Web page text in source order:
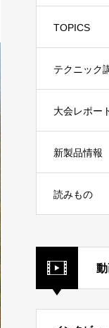
TOPICS
テクニック
大会レポー
新製品情報
読みもの